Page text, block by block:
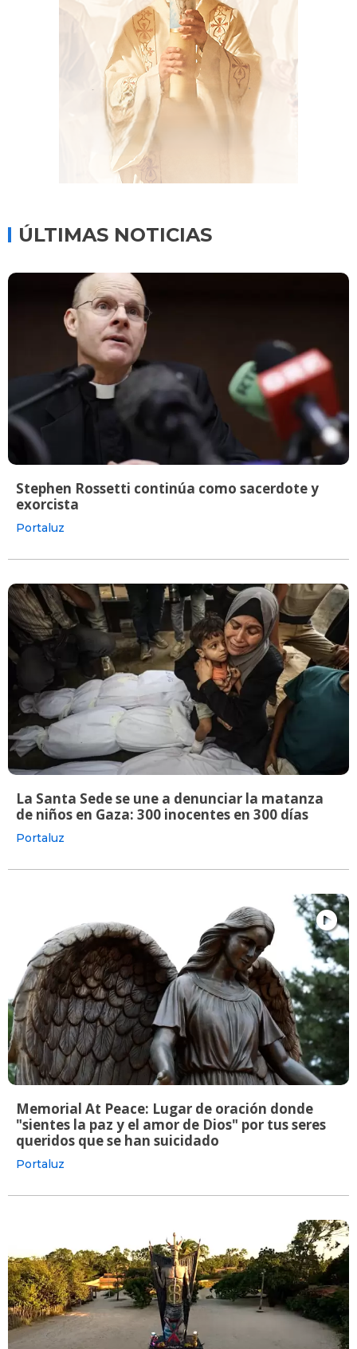
ÚLTIMAS NOTICIAS
Stephen Rossetti continúa como sacerdote y
exorcista
Portaluz
La Santa Sede se une a denunciar la matanza
de niños en Gaza: 300 inocentes en 300 días
Portaluz
Memorial At Peace: Lugar de oración donde
"sientes la paz y el amor de Dios" por tus seres
queridos que se han suicidado
Portaluz